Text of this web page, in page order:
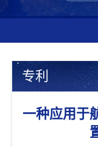
专利
一种应用于